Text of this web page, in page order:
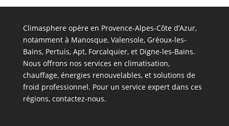
Climasphere opère en Provence-Alpes-Côte d’Azur,
notamment à Manosque, Valensole, Gréoux-les-
Bains, Pertuis, Apt, Forcalquier, et Digne-les-Bains.
Nous offrons nos services en climatisation,
chauffage, énergies renouvelables, et solutions de
froid professionnel. Pour un service expert dans ces
régions, contactez-nous.